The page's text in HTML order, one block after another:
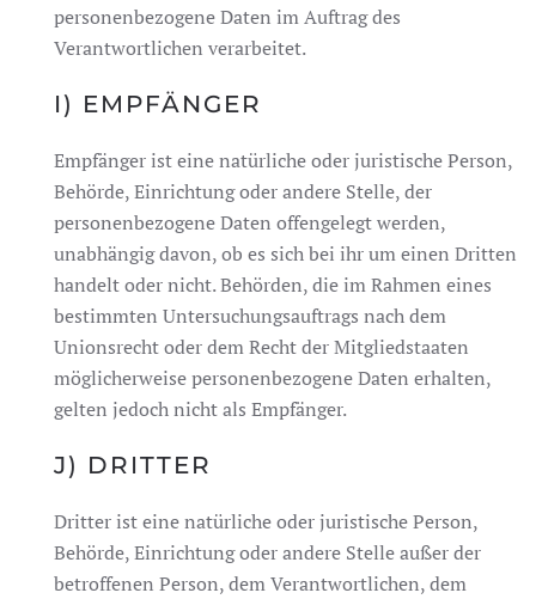
personenbezogene Daten im Auftrag des
Verantwortlichen verarbeitet.
I) EMPFÄNGER
Empfänger ist eine natürliche oder juristische Person,
Behörde, Einrichtung oder andere Stelle, der
personenbezogene Daten offengelegt werden,
unabhängig davon, ob es sich bei ihr um einen Dritten
handelt oder nicht. Behörden, die im Rahmen eines
bestimmten Untersuchungsauftrags nach dem
Unionsrecht oder dem Recht der Mitgliedstaaten
möglicherweise personenbezogene Daten erhalten,
gelten jedoch nicht als Empfänger.
J) DRITTER
Dritter ist eine natürliche oder juristische Person,
Behörde, Einrichtung oder andere Stelle außer der
betroffenen Person, dem Verantwortlichen, dem